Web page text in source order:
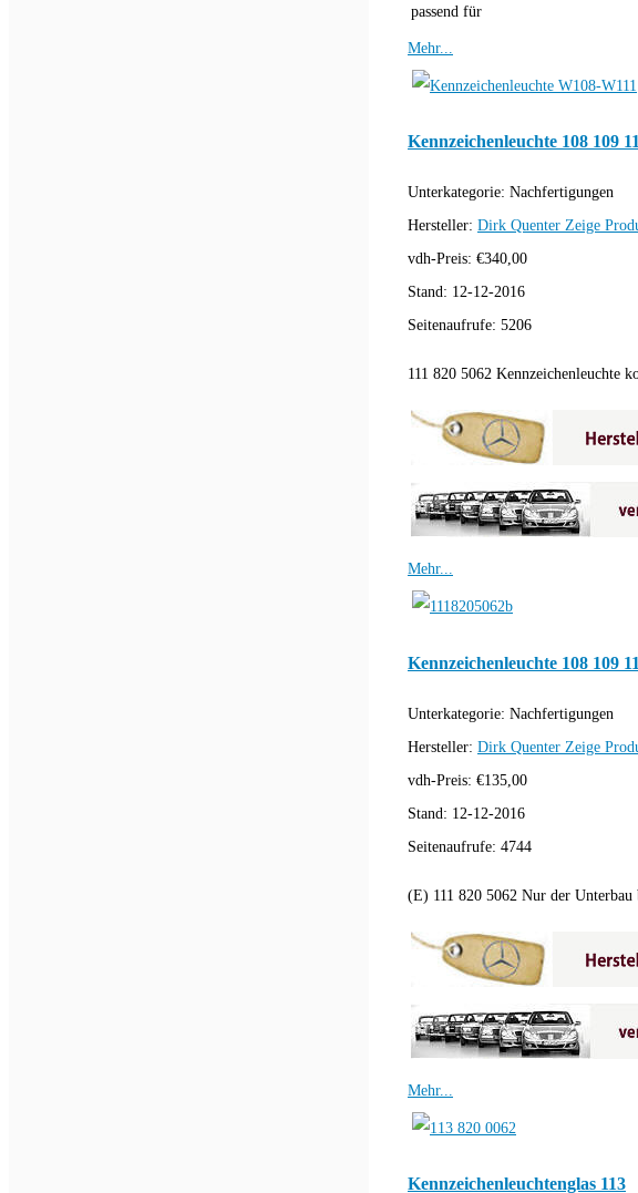
passend für
Mehr...
Kennzeichenleuchte 108 109
Unterkategorie: Nachfertigungen
Hersteller: Dirk Quenter Zeige
vdh-Preis: €340,00
Stand: 12-12-2016
Seitenaufrufe: 5206
111 820 5062 Kennzeichenleuchte
Mehr...
Kennzeichenleuchte 108 109
Unterkategorie: Nachfertigungen
Hersteller: Dirk Quenter Zeige
vdh-Preis: €135,00
Stand: 12-12-2016
Seitenaufrufe: 4744
(E) 111 820 5062 Nur der
Mehr...
Kennzeichenleuchtenglas 113